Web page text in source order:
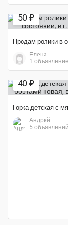
50 ₽
Елена
1 объявление
40 ₽
Андрей
5 объявлений